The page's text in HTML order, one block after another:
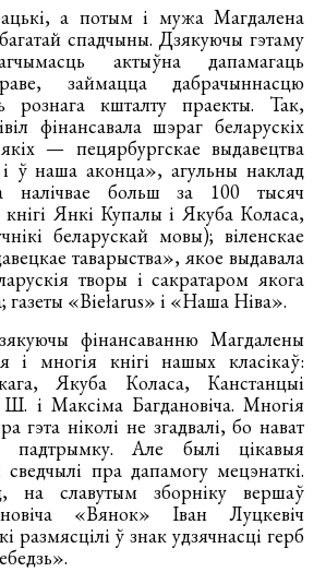
а потым і мужа Магдалена
спадчыны. Дзякуючы гэтаму
актыўна дапамагаць
займацца дабрачыннасцю
рознага кшталту праекты. Так,
фінансавала шэраг беларускіх
— пецярбургскае выдавецтва
ў наша аконца», агульны наклад
налічвае больш за 100 тысяч
кнігі Янкі Купалы і Якуба Коласа,
беларускай мовы); віленскае
таварыства», якое выдавала
творы і сакратаром якога
«Biełarus» і «Наша Ніва».
фінансаванню Магдалены
і многія кнігі нашых класікаў:
Якуба Коласа, Канстанцыі
Ш. і Максіма Багдановіча. Многія
гэта ніколі не згадвалі, бо нават
падтрымку. Але былі цікавыя
сведчылі пра дапамогу мецэнаткі.
на славутым зборніку вершаў
«Вянок» Іван Луцкевіч
размясцілі ў знак удзячнасці герб